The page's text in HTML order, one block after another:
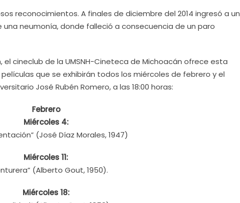
reconocimientos. A finales de diciembre del 2014 ingresó a un
neumonía, donde falleció a consecuencia de un paro
el cineclub de la UMSNH-Cineteca de Michoacán ofrece esta
que se exhibirán todos los miércoles de febrero y el
José Rubén Romero, a las 18:00 horas:
Febrero
Miércoles 4:
(José Díaz Morales, 1947)
Miércoles 11:
(Alberto Gout, 1950).
Miércoles 18: